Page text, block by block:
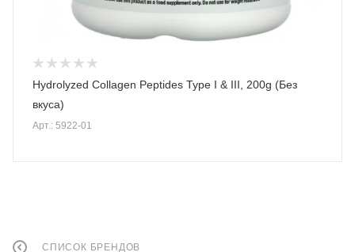
Hydrolyzed Collagen Peptides Type I & III, 200g (Без
вкуса)
Арт.: 5922-01
СПИСОК БРЕНДОВ